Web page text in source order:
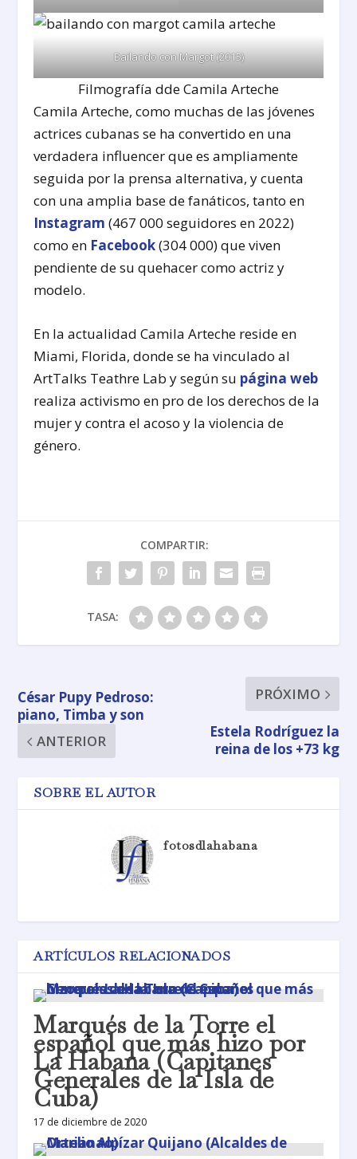
Bailando con Margot (2015)
Filmografía dde Camila Arteche
Camila Arteche, como muchas de las jóvenes
actrices cubanas se ha convertido en una
verdadera influencer que es ampliamente
seguida por la prensa alternativa, y cuenta
con una amplia base de fanáticos, tanto en
Instagram (467 000 seguidores en 2022)
como en Facebook(304 000) que viven
pendiente de su quehacer como actriz y
modelo.
En la actualidad Camila Arteche reside en
Miami, Florida, donde se ha vinculado al
ArtTalks Teathre Lab y según su página web
realiza activismo en pro de los derechos de la
mujer y contra el acoso y la violencia de
género.
COMPARTIR:
TASA:
César Pupy Pedroso:
piano, Timba y son
ANTERIOR
PRÓXIMO
Estela Rodríguez la
reina de los +73 kg
SOBRE EL AUTOR
fotosdlahabana
ARTÍCULOS RELACIONADOS
Marqués de la Torre el
español que más hizo por
La Habana (Capitanes
Generales de la Isla de
Cuba)
17 de diciembre de 2020